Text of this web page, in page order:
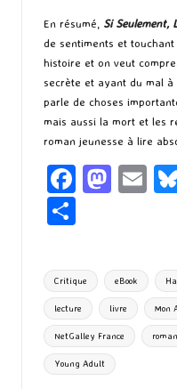
En résumé, Si Seulement,
de sentiments et
histoire et on veut
secrète et ayant du mal à
parle de choses
mais aussi la mort et les
roman jeunesse à lire
Fa
o
o
k
M
d
o
n
E
ta
g
er
Tags:
Critique eBook
lecture livre Mon
NetGalley France roman
Young Adult